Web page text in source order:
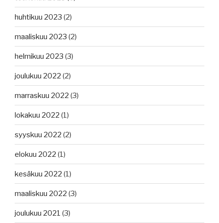
huhtikuu 2023 (2)
maaliskuu 2023 (2)
helmikuu 2023 (3)
joulukuu 2022 (2)
marraskuu 2022 (3)
lokakuu 2022 (1)
syyskuu 2022 (2)
elokuu 2022 (1)
kesäkuu 2022 (1)
maaliskuu 2022 (3)
joulukuu 2021 (3)